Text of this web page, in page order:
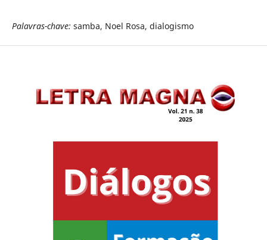
Palavras-chave: samba, Noel Rosa, dialogismo